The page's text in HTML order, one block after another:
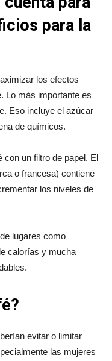
para la
los efectos
Lo más importante es
Eso incluye el azúcar
de químicos.
un filtro de papel. El
o francesa) contiene
los niveles de
lugares como
calorías y mucha
evitar o limitar
las mujeres